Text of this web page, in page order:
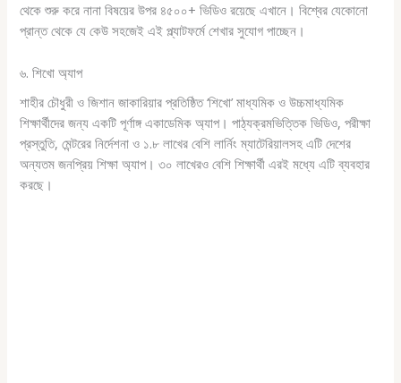
থেকে শুরু করে নানা বিষয়ের উপর ৪৫০০+ ভিডিও রয়েছে এখানে। বিশ্বের যেকোনো
প্রান্ত থেকে যে কেউ সহজেই এই প্ল্যাটফর্মে শেখার সুযোগ পাচ্ছেন।
৬. শিখো অ্যাপ
শাহীর চৌধুরী ও জিশান জাকারিয়ার প্রতিষ্ঠিত ‘শিখো’ মাধ্যমিক ও উচ্চমাধ্যমিক
শিক্ষার্থীদের জন্য একটি পূর্ণাঙ্গ একাডেমিক অ্যাপ। পাঠ্যক্রমভিত্তিক ভিডিও, পরীক্ষা
প্রস্তুতি, মেন্টরের নির্দেশনা ও ১.৮ লাখের বেশি লার্নিং ম্যাটেরিয়ালসহ এটি দেশের
অন্যতম জনপ্রিয় শিক্ষা অ্যাপ। ৩০ লাখেরও বেশি শিক্ষার্থী এরই মধ্যে এটি ব্যবহার
করছে।